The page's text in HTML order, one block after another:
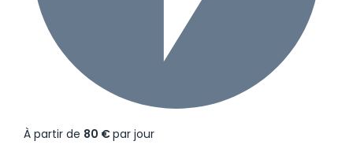
À partir de 80 €par jour